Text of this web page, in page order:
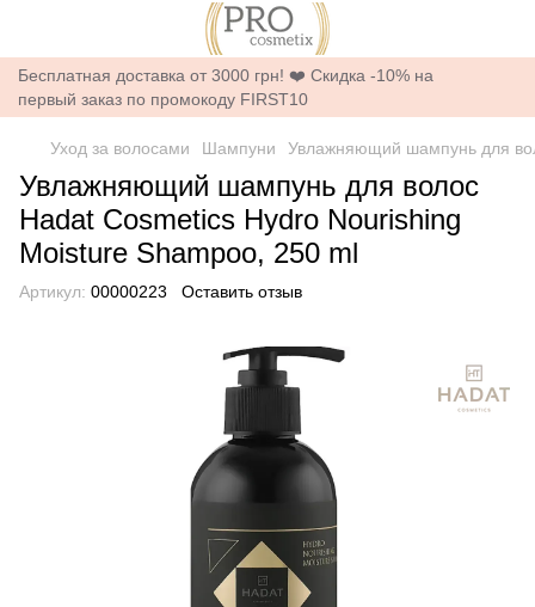
Бесплатная доставка от 3000 грн! ❤️ Скидка -10% на
первый заказ по промокоду FIRST10
Уход за волосами Шампуни Увлажняющий шампунь для
Увлажняющий шампунь для волос
Hadat Cosmetics Hydro Nourishing
Moisture Shampoo, 250 ml
Артикул: 00000223 Оставить отзыв